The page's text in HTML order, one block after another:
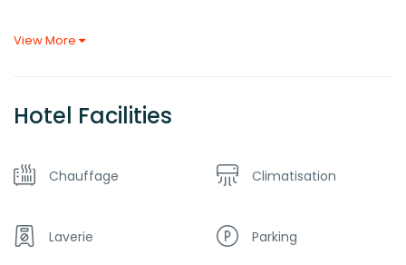
des petits plus appréciables comme un pommeau de
La plupart des chambres disposent d’un balcon ou d’une
terrasse. Un parking de proximité payant (02 euros / nuit)
maximum d’une chambre single dans l’
Germainest de 24 euros par nuit.
View More
Hotel Facilities
Chauffage Climatisation
Laverie Parking